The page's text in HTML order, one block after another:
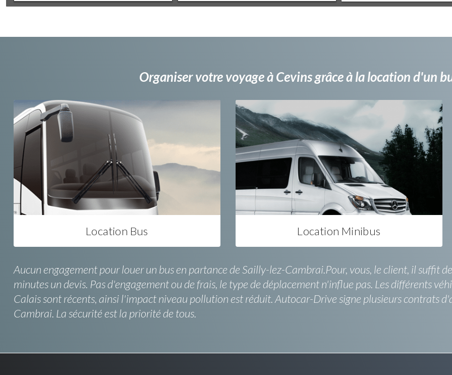
Organiser votre voyage à Cevins grâce à la location d'un
Location Bus Location Minibus
Aucun engagement pour louer un bus en partance de Sailly-lez-Cambrai.Pour, vous, le client, il suffit
minutes un devis. Pas d'engagement ou de frais, le type de déplacement n'influe pas. Les différents
Calais sont récents, ainsi l'impact niveau pollution est réduit. Autocar-Drive signe plusieurs contrats
Cambrai. La sécurité est la priorité de tous.